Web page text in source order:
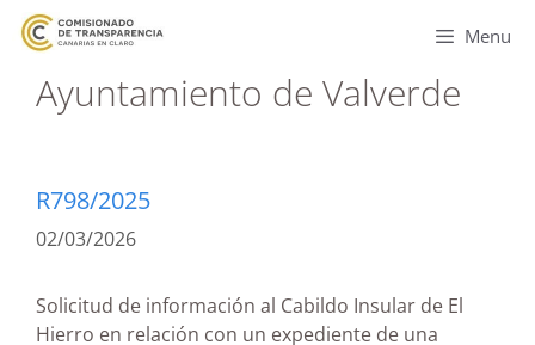
Menu
Ayuntamiento de Valverde
R798/2025
02/03/2026
Solicitud de información al Cabildo Insular de El
Hierro en relación con un expediente de una